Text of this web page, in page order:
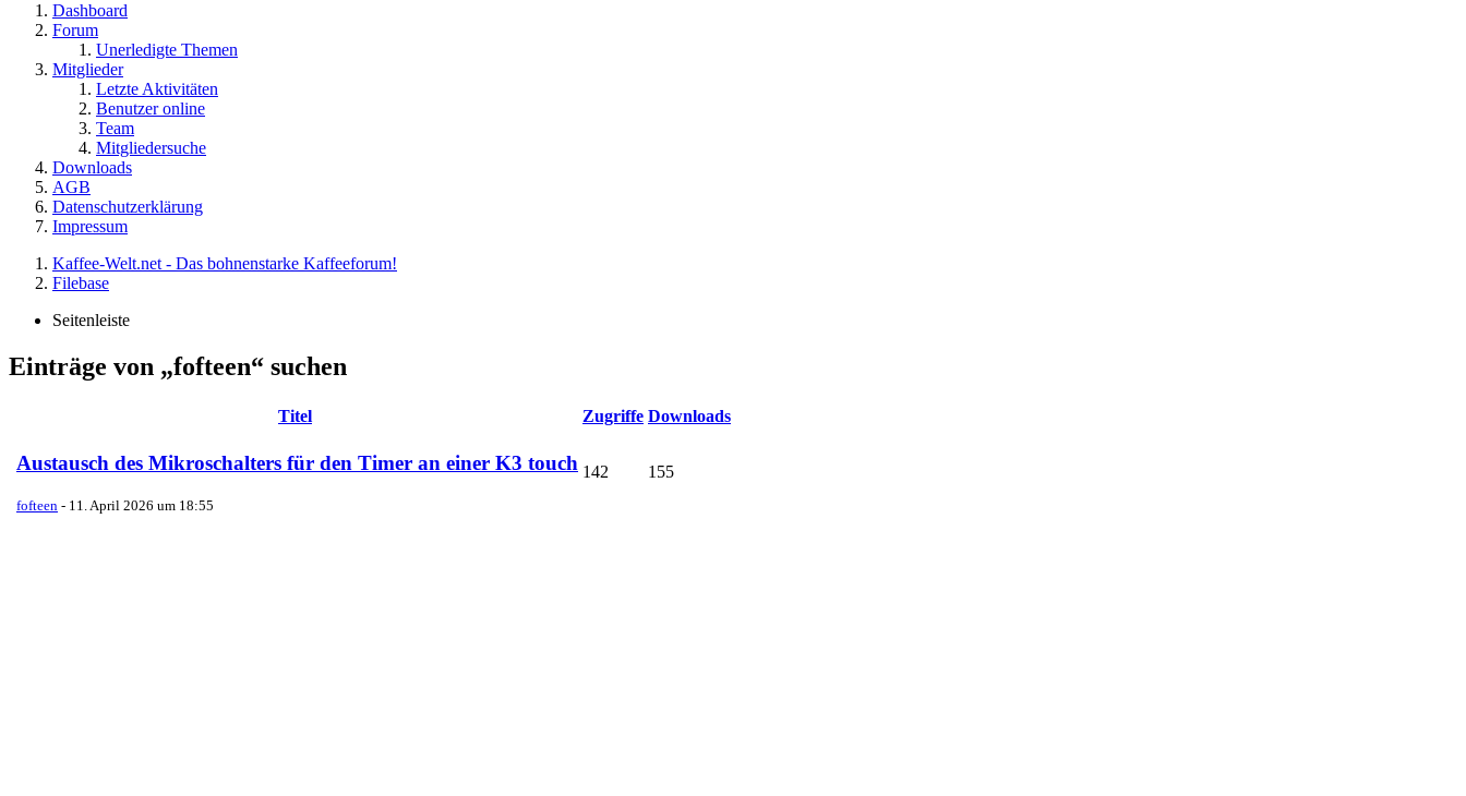
Dashboard
Forum
Unerledigte Themen
Mitglieder
Letzte Aktivitäten
Benutzer online
Team
Mitgliedersuche
Downloads
AGB
Datenschutzerklärung
Impressum
Kaffee-Welt.net - Das bohnenstarke Kaffeeforum!
Filebase
Seitenleiste
Einträge von „fofteen“ suchen
Titel Zugriffe Downloads
Austausch des Mikroschalters für den Timer an einer K3 touch
fofteen - 11. April 2026 um 18:55
142 155